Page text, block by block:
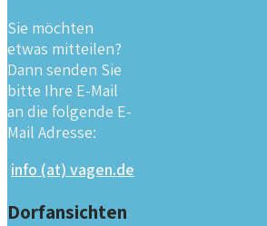
Sie möchten
etwas mitteilen?
Dann senden Sie
bitte Ihre E-Mail
an die folgende E-
Mail Adresse:
info (at) vagen.de
Dorfansichten